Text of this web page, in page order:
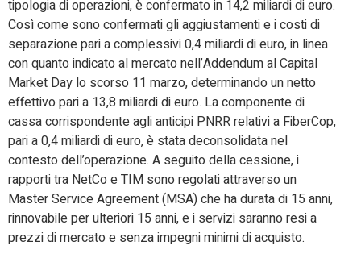
tipologia di operazioni, è confermato in 14,2 miliardi di euro.
Così come sono confermati gli aggiustamenti e i costi di
separazione pari a complessivi 0,4 miliardi di euro, in linea
con quanto indicato al mercato nell’Addendum al Capital
Market Day lo scorso 11 marzo, determinando un netto
effettivo pari a 13,8 miliardi di euro. La componente di
cassa corrispondente agli anticipi PNRR relativi a FiberCop,
pari a 0,4 miliardi di euro, è stata deconsolidata nel
contesto dell’operazione. A seguito della cessione, i
rapporti tra NetCo e TIM sono regolati attraverso un
Master Service Agreement (MSA) che ha durata di 15 anni,
rinnovabile per ulteriori 15 anni, e i servizi saranno resi a
prezzi di mercato e senza impegni minimi di acquisto.